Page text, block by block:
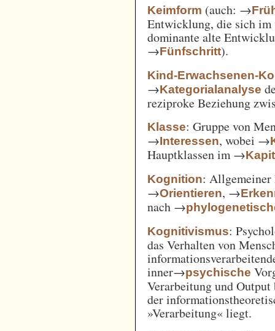
Keimform (auch: →
Entwicklung, die sich im
dominante alte
→Fünfschritt).
Kind-Erwachsenen-
→Kategorialanalyse
reziproke Beziehung
Klasse: Gruppe von
→Interessen, wobei →
Hauptklassen im →
Kognition: Allgemeiner
→Orientieren, →
nach →
Kognitivismus:
das Verhalten von
inner→psychische
Verarbeitung und
der
»Verarbeitung« liegt.